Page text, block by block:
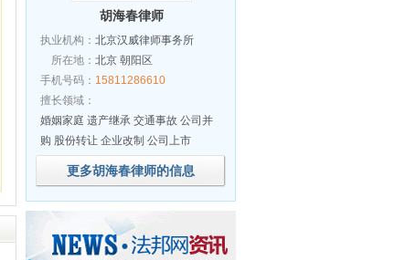
胡海春律师
执业机构： 北京汉威律师事务所
所在地： 北京 朝阳区
手机号码： 15811286610
擅长领域：
婚姻家庭 遗产继承 交通事故 公司并
购 股份转让 企业改制 公司上市
更多胡海春律师的信息